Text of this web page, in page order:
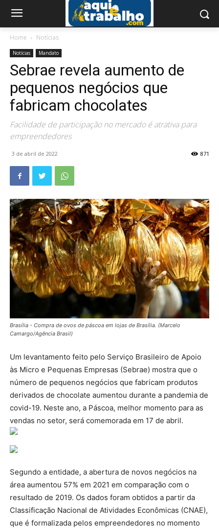
Home Notícias
Notícias Mandato
Sebrae revela aumento de
pequenos negócios que
fabricam chocolates
Facilidade de participação no mercado é atrativa para
empreendedores
3 de abril de 2022 871
Brasília - Compra de ovos de páscoa em lojas de Brasília. (Marcelo
Camargo/Agência Brasil)
Um levantamento feito pelo Serviço Brasileiro de Apoio
às Micro e Pequenas Empresas (Sebrae) mostra que o
número de pequenos negócios que fabricam produtos
derivados de chocolate aumentou durante a pandemia de
covid-19. Neste ano, a Páscoa, melhor momento para as
vendas no setor, será comemorada em 17 de abril.
Segundo a entidade, a abertura de novos negócios na
área aumentou 57% em 2021 em comparação com o
resultado de 2019. Os dados foram obtidos a partir da
Classificação Nacional de Atividades Econômicas (CNAE),
que é formalizada pelos empreendedores no momento